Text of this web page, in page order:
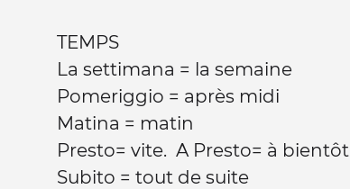
TEMPS
La settimana = la semaine
Pomeriggio = après midi
Matina = matin
Presto= vite. A Presto= à bientôt
Subito = tout de suite